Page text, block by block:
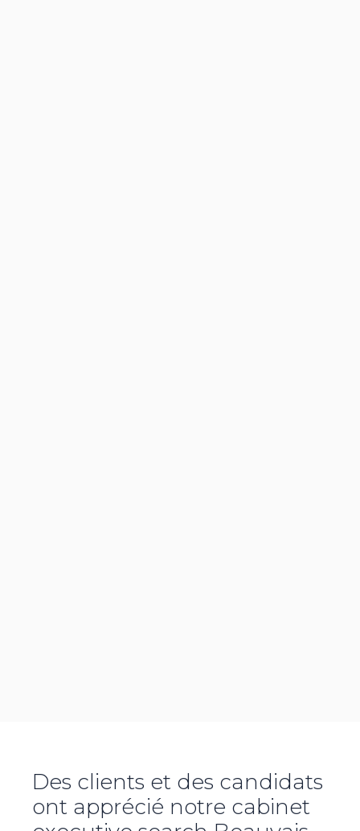
Des clients et des candidats
ont apprécié notre cabinet